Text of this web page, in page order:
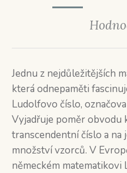
Jednu z nejdůležitějších
která odnepaměti
Ludolfovo číslo,
Vyjadřuje poměr obvodu
transcendentní číslo a
množství vzorců. V
německém matematikovi